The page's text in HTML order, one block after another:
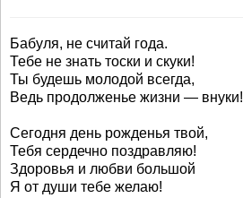
Бабуля, не считай года.
Тебе не знать тоски и скуки!
Ты будешь молодой всегда,
Ведь продолженье жизни — внуки!
Сегодня день рожденья твой,
Тебя сердечно поздравляю!
Здоровья и любви большой
Я от души тебе желаю!